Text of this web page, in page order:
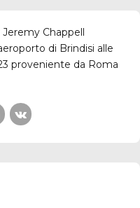
Chappell
di Brindisi alle
proveniente da Roma